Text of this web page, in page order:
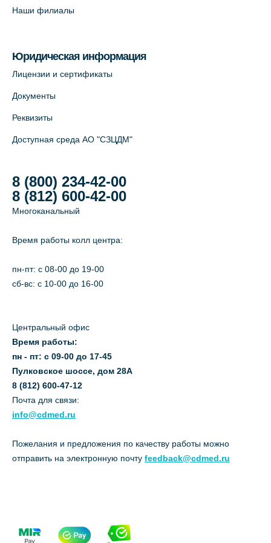
+7 (812) 565-11-12
Лабораторный терминал на Большом
+7 (812) 565-11-12
На карте
Наши филиалы
Юридическая информация
Лицензии и сертификаты
Документы
Реквизиты
Доступная среда АО "СЗЦДМ"
8 (800) 234-42-00
8 (812) 600-42-00
Многоканальный
Время работы колл центра:
пн-пт: c 08-00 до 19-00
сб-вс: с 10-00 до 16-00
Центральный офис
Время работы:
пн - пт: с 09-00 до 17-45
Пулковское шоссе, дом 28А
8 (812) 600-47-12
Почта для связи:
info@cdmed.ru
Пожелания и предложения по качеству работы можно
отправить на электронную почту feedback@cdmed.ru